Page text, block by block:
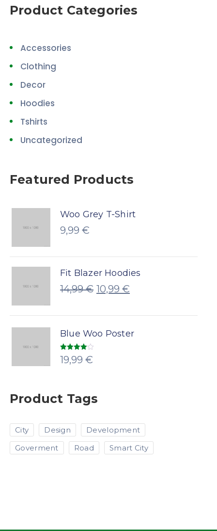
Product Categories
Accessories
Clothing
Decor
Hoodies
Tshirts
Uncategorized
Featured Products
Woo Grey T-Shirt
9,99 €
Fit Blazer Hoodies
14,99€ 10,99 €
Blue Woo Poster
Note
4.00sur
19,99 €
Product Tags
City Design
Development
Goverment
Road Smart City